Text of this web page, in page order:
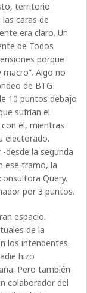
territorio
caras de
era claro. Un
de Todos
porque
Algo no
de BTG
10 puntos debajo
sufrían el
él, mientras
electorado.
desde la segunda
ese tramo, la
Query.
por 3 puntos.
espacio.
de la
los intendentes.
hizo
Pero también
colaborador del